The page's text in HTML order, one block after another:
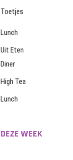
Toetjes
Lunch
Uit Eten
Diner
High Tea
Lunch
DEZE WEEK